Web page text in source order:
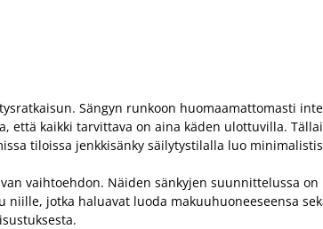
Sängyn runkoon huomaamattomasti
kaikki tarvittava on aina käden ulottuvilla.
tiloissa jenkkisänky säilytystilalla luo
vaihtoehdon. Näiden sänkyjen suunnittelussa on
jotka haluavat luoda makuuhuoneeseensa